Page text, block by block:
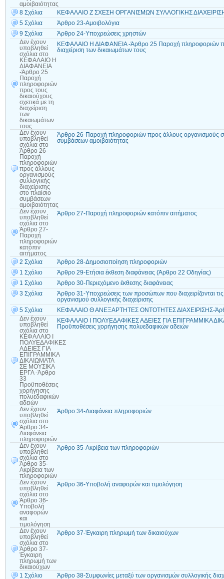
αμοιβαιότητας
8 Σχόλια
ΚΕΦΑΛΑΙΟ Ζ ΣΧΕΣΗ ΟΡΓΑΝΙΣΜΩΝ ΣΥΛΛΟΓΙΚΗΣ
5 Σχόλια
Άρθρο 23-Αμοιβολόγια
9 Σχόλια
Άρθρο 24-Υποχρεώσεις χρηστών
Δεν έχουν
υποβληθεί
σχόλια στο
ΚΕΦΑΛΑΙΟ Η
ΔΙΑΦΑΝΕΙΑ
-Άρθρο 25
Παροχή
πληροφοριών
προς τους
δικαιούχους
σχετικά με τη
διαχείριση
των
δικαιωμάτων
τους
ΚΕΦΑΛΑΙΟ Η ΔΙΑΦΑΝΕΙΑ -Άρθρο 25 Παροχή πληροφοριών
διαχείριση των δικαιωμάτων τους
Δεν έχουν
υποβληθεί
σχόλια στο
Άρθρο 26-
Παροχή
πληροφοριών
προς άλλους
οργανισμούς
συλλογικής
διαχείρισης
στο πλαίσιο
συμβάσεων
αμοιβαιότητας
Άρθρο 26-Παροχή πληροφοριών προς άλλους οργανισμούς
συμβάσεων αμοιβαιότητας
Δεν έχουν
υποβληθεί
σχόλια στο
Άρθρο 27-
Παροχή
πληροφοριών
κατόπιν
αιτήματος
Άρθρο 27-Παροχή πληροφοριών κατόπιν αιτήματος
2 Σχόλια
Άρθρο 28-Δημοσιοποίηση πληροφοριών
1 Σχόλιο
Άρθρο 29-Ετήσια έκθεση διαφάνειας (Άρθρο 22 Οδηγίας)
1 Σχόλιο
Άρθρο 30-Περιεχόμενο έκθεσης διαφάνειας
3 Σχόλια
Άρθρο 31-Υποχρεώσεις των προσώπων που διαχειρίζονται τις
οργανισμού συλλογικής διαχείρισης
5 Σχόλια
ΚΕΦΑΛΑΙΟ Θ ΑΝΕΞΑΡΤΗΤΕΣ ΟΝΤΟΤΗΤΕΣ ΔΙΑΧΕΙΡΙΣΗΣ-
Δεν έχουν
υποβληθεί
σχόλια στο
ΚΕΦΑΛΑΙΟ Ι
ΠΟΛΥΕΔΑΦΙΚΕΣ
ΑΔΕΙΕΣ ΓΙΑ
ΕΠΙΓΡΑΜΜΙΚΑ
ΔΙΚΑΙΩΜΑΤΑ
ΣΕ ΜΟΥΣΙΚΑ
ΕΡΓΑ -Άρθρο
33
Προϋποθέσεις
χορήγησης
πολυεδαφικών
αδειών
ΚΕΦΑΛΑΙΟ Ι ΠΟΛΥΕΔΑΦΙΚΕΣ ΑΔΕΙΕΣ ΓΙΑ ΕΠΙΓΡΑΜΜΙΚΑ
Προϋποθέσεις χορήγησης πολυεδαφικών αδειών
Δεν έχουν
υποβληθεί
σχόλια στο
Άρθρο 34-
Διαφάνεια
πληροφοριών
Άρθρο 34-Διαφάνεια πληροφοριών
Δεν έχουν
υποβληθεί
σχόλια στο
Άρθρο 35-
Ακρίβεια των
πληροφοριών
Άρθρο 35-Ακρίβεια των πληροφοριών
Δεν έχουν
υποβληθεί
σχόλια στο
Άρθρο 36-
Υποβολή
αναφορών
και
τιμολόγηση
Άρθρο 36-Υποβολή αναφορών και τιμολόγηση
Δεν έχουν
υποβληθεί
σχόλια στο
Άρθρο 37-
Έγκαιρη
πληρωμή των
δικαιούχων
Άρθρο 37-Έγκαιρη πληρωμή των δικαιούχων
1 Σχόλιο
Άρθρο 38-Συμφωνίες μεταξύ των οργανισμών συλλογικής